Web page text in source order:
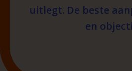
uitlegt. De beste
en